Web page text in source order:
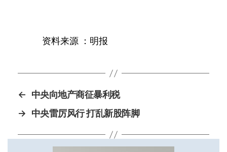
资料来源 ： 明报
←
中央向地产商征暴利税
→
中央雷厉风行 打乱新股阵脚